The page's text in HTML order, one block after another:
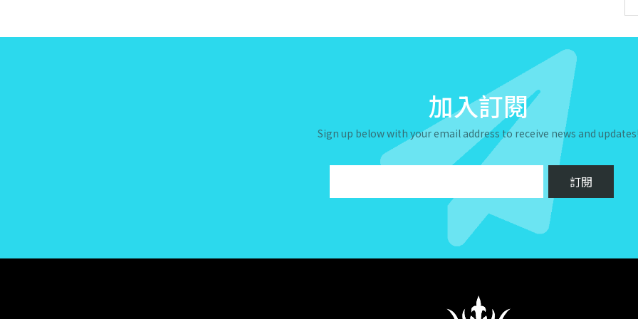
加入訂閱
Sign up below with your email address to receive news and